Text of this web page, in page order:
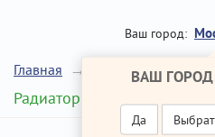
Ваш город:
ВАШ
Да
Главная Ремонт Хендай IX35
Радиатор кондиционера